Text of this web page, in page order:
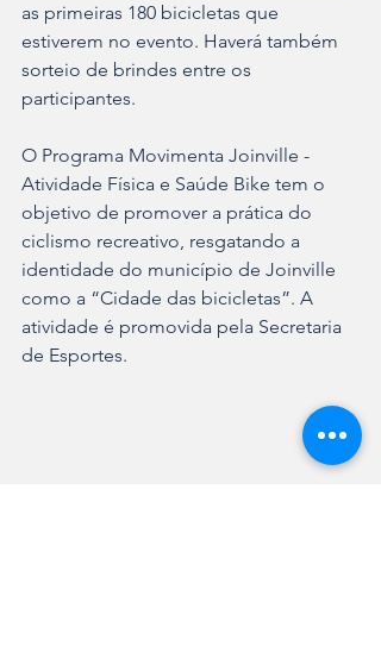
as primeiras 180 bicicletas que
estiverem no evento. Haverá também
sorteio de brindes entre os
participantes.
O Programa Movimenta Joinville -
Atividade Física e Saúde Bike tem o
objetivo de promover a prática do
ciclismo recreativo, resgatando a
identidade do município de Joinville
como a “Cidade das bicicletas”. A
atividade é promovida pela Secretaria
de Esportes.